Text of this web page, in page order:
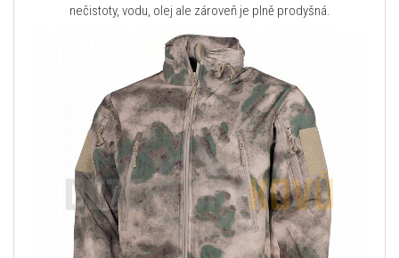
nečistoty, vodu, olej ale zároveň je plně prodyšná.